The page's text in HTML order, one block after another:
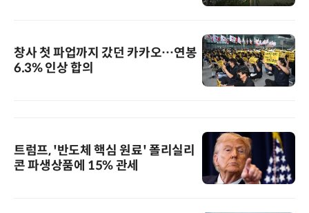
창사 첫 파업까지 갔던 카카오…연봉
6.3% 인상 합의
트럼프, '반도체 핵심 원료' 폴리실리
콘 파생상품에 15% 관세